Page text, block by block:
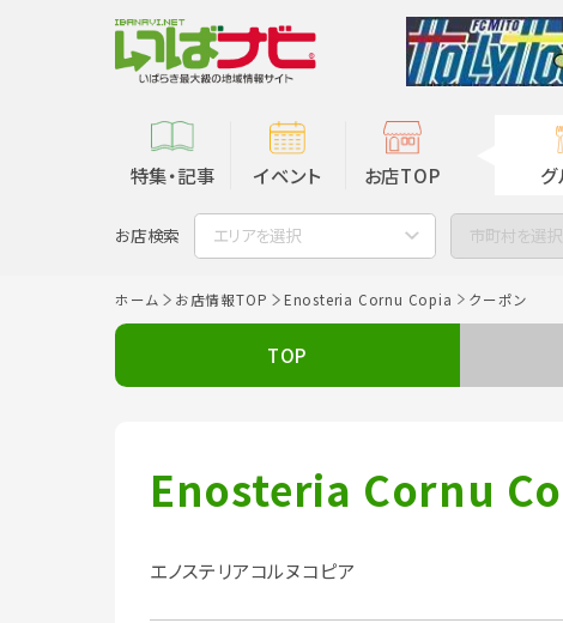
特集・記事 イベント お店TOP グ
お店検索 エリアを選択 市町村を選択
ホーム お店情報TOP Enosteria Cornu Copia クーポン
TOP
Enosteria Cornu
エノステリアコルヌコピア